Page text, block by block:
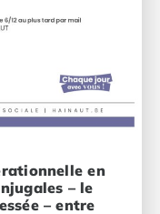
en
– le
– entre